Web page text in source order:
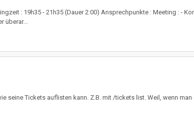
: 19h35 - 21h35 (Dauer 2:00) Ansprechpunkte : Meeting : -
überar...
seine Tickets auflisten kann. Z.B. mit /tickets list. Weil, wenn